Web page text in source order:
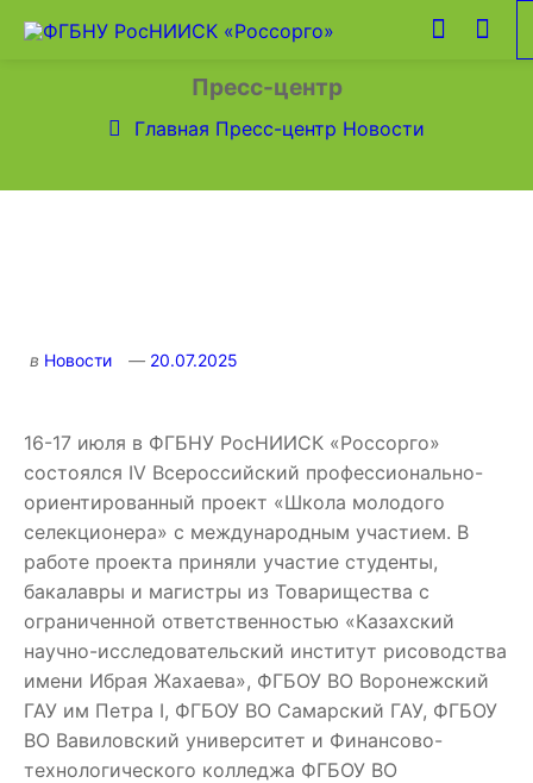
Пресс-центр
Главная Пресс-центр Новости
в Новости 20.07.2025
16-17 июля в ФГБНУ РосНИИСК «Россорго»
состоялся IV Всероссийский профессионально-
ориентированный проект «Школа молодого
селекционера» с международным участием. В
работе проекта приняли участие студенты,
бакалавры и магистры из Товарищества с
ограниченной ответственностью «Казахский
научно-исследовательский институт рисоводства
имени Ибрая Жахаева», ФГБОУ ВО Воронежский
ГАУ им Петра I, ФГБОУ ВО Самарский ГАУ, ФГБОУ
ВО Вавиловский университет и Финансово-
технологического колледжа ФГБОУ ВО